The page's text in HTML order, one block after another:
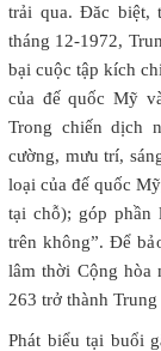
trải qua. Đăc biệt,
tháng 12-1972,
bại cuộc tập kích
của đế quốc Mỹ
Trong chiến dịch
cường, mưu trí,
loại của đế quốc
tại chỗ); góp phần
trên không”. Để
lâm thời Cộng hòa
263 trở thành
Phát biểu tại buổi